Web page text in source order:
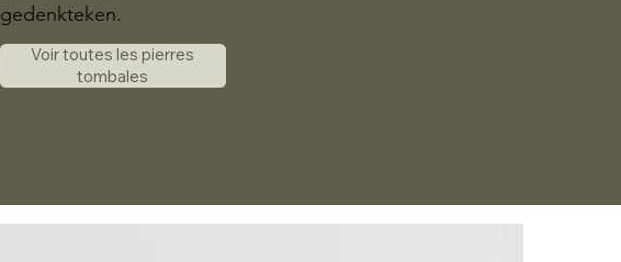
gedenkteken.
Voir toutes les pierres
tombales